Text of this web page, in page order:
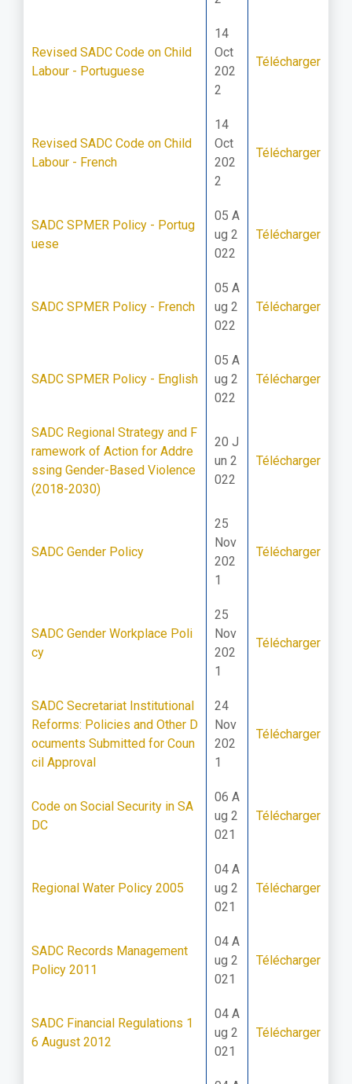
Revised SADC Code on Child
Labour - Portuguese
14
Oct
202
2
Télécharger
Revised SADC Code on Child
Labour - French
14
Oct
202
2
Télécharger
SADC SPMER Policy - Portug
uese
05 A
ug 2
022
Télécharger
SADC SPMER Policy - French
05 A
ug 2
022
Télécharger
SADC SPMER Policy - English
05 A
ug 2
022
Télécharger
SADC Regional Strategy and F
ramework of Action for Addre
ssing Gender-Based Violence
(2018-2030)
20 J
un 2
022
Télécharger
SADC Gender Policy
25
Nov
202
1
Télécharger
SADC Gender Workplace Poli
cy
25
Nov
202
1
Télécharger
SADC Secretariat Institutional
Reforms: Policies and Other D
ocuments Submitted for Coun
cil Approval
24
Nov
202
1
Télécharger
Code on Social Security in SA
DC
06 A
ug 2
021
Télécharger
Regional Water Policy 2005
04 A
ug 2
021
Télécharger
SADC Records Management
Policy 2011
04 A
ug 2
021
Télécharger
SADC Financial Regulations 1
6 August 2012
04 A
ug 2
021
Télécharger